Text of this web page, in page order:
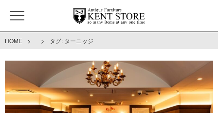
HOME > > タグ: ターニッジ